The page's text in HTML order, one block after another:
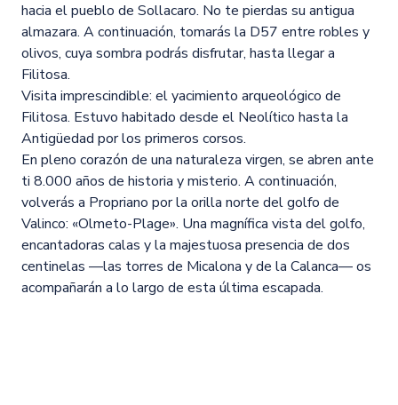
hacia el pueblo de Sollacaro. No te pierdas su antigua
almazara. A continuación, tomarás la D57 entre robles y
olivos, cuya sombra podrás disfrutar, hasta llegar a
Filitosa.
Visita imprescindible: el yacimiento arqueológico de
Filitosa. Estuvo habitado desde el Neolítico hasta la
Antigüedad por los primeros corsos.
En pleno corazón de una naturaleza virgen, se abren ante
ti 8.000 años de historia y misterio. A continuación,
volverás a Propriano por la orilla norte del golfo de
Valinco: «Olmeto-Plage». Una magnífica vista del golfo,
encantadoras calas y la majestuosa presencia de dos
centinelas —las torres de Micalona y de la Calanca— os
acompañarán a lo largo de esta última escapada.